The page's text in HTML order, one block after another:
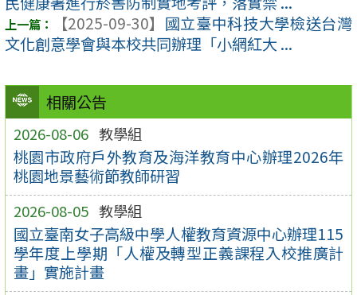
相關公告
2026-08-06 教學組
桃園市政府戶外教育及海洋教育中心辦理2026年
桃園地景藝術節教師研習
2026-08-05 教學組
國立臺南女子高級中學人權教育資源中心辦理115
學年度上學期「人權及轉型正義課程入校推廣計
畫」實施計畫
【2025-09-30】 國立臺中科技大學檢送台灣
文化創意學會與本校共同辦理「小網紅大 ...